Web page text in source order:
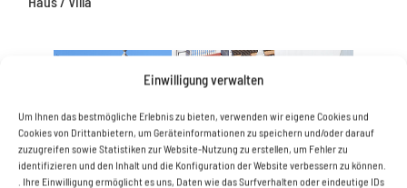
Einwilligung verwalten
Um Ihnen das bestmögliche Erlebnis zu bieten, verwenden wir eigene Cookies und
Cookies von Drittanbietern, um Geräteinformationen zu speichern und/oder darauf
zuzugreifen sowie Statistiken zur Website-Nutzung zu erstellen, um Fehler zu
identifizieren und den Inhalt und die Konfiguration der Website verbessern zu können.
. Ihre Einwilligung ermöglicht es uns, Daten wie das Surfverhalten oder eindeutige IDs